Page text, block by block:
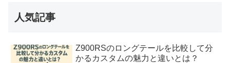
人気記事
Z900RSのロングテールを比較して分
かるカスタムの魅力と違いとは？